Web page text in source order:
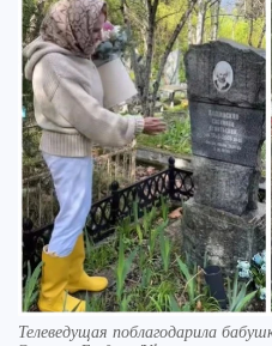
Телеведущая поблагодарила